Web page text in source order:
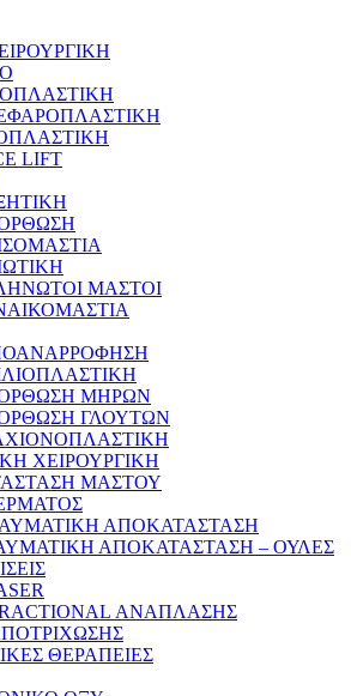
LIFT
ΜΑΣΤΟΙ
ΜΗΡΩΝ
ΓΛΟΥΤΩΝ
ΧΕΙΡΟΥΡΓΙΚΗ
ΜΑΣΤΟΥ
ΑΠΟΚΑΤΑΣΤΑΣΗ
ΑΠΟΚΑΤΑΣΤΑΣΗ – ΟΥΛΕΣ
ΑΝΑΠΛΑΣΗΣ
ΘΕΡΑΠΕΙΕΣ